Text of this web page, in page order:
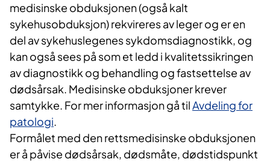
medisinske obduksjonen (også kalt
sykehusobduksjon) rekvireres av leger og er en
del av sykehuslegenes sykdomsdiagnostikk, og
kan også sees på som et ledd i kvalitetssikringen
av diagnostikk og behandling og fastsettelse av
dødsårsak. Medisinske obduksjoner krever
samtykke. For mer informasjon gå tilAvdeling for
patologi.
Formålet med den rettsmedisinske obduksjonen
er å påvise dødsårsak, dødsmåte, dødstidspunkt